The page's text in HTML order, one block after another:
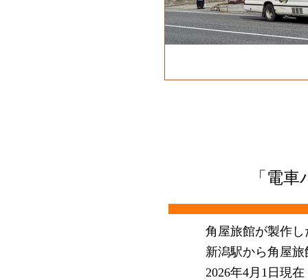
「電
角屋旅館が製作
新潟駅から角屋
2026年4月1日現在